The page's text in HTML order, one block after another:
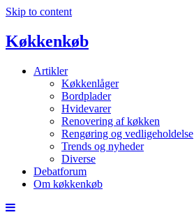
Skip to content
Køkkenkøb
Artikler
Køkkenlåger
Bordplader
Hvidevarer
Renovering af køkken
Rengøring og vedligeholdelse
Trends og nyheder
Diverse
Debatforum
Om køkkenkøb